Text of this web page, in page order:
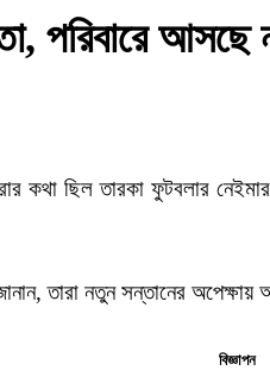
পরিবারে
কথা ছিল তারকা ফুটবলার
তারা নতুন সন্তানের
বিজ্ঞাপন